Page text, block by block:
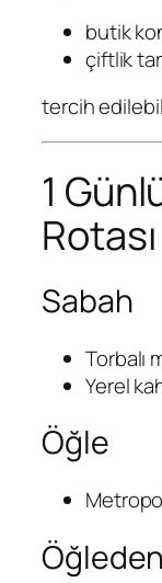
butik
çiftlik
tercih
1
Rotası
Sabah
Torbalı
Yerel
Öğle